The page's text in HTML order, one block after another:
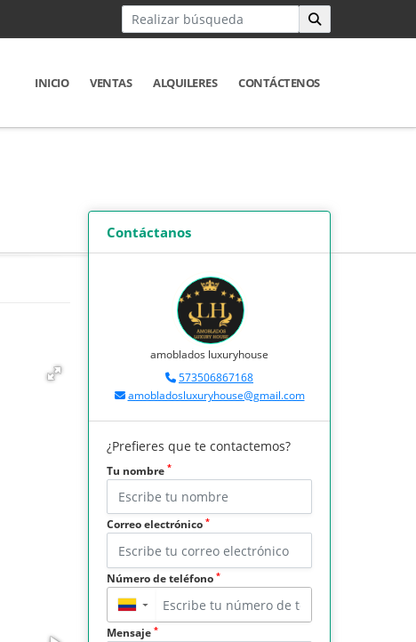
INICIO VENTAS ALQUILERES CONTÁCTENOS
Contáctanos
amoblados luxuryhouse
573506867168
amobladosluxuryhouse@gmail.com
¿Prefieres que te contactemos?
Tu nombre *
Correo electrónico *
Número de teléfono *
▼
Mensaje *